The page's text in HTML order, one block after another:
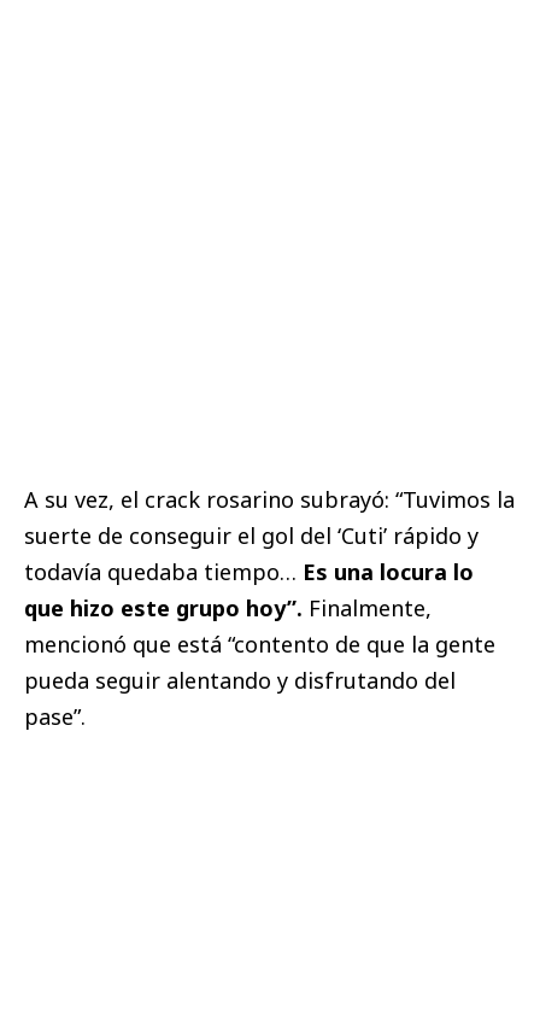
A su vez, el crack rosarino subrayó: “Tuvimos la
suerte de conseguir el gol del ‘Cuti’ rápido y
todavía quedaba tiempo… Es una locura lo
que hizo este grupo hoy”. Finalmente,
mencionó que está “contento de que la gente
pueda seguir alentando y disfrutando del
pase”.